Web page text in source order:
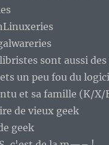
sont aussi
un peu fou du
et sa famille (K/
de vieux geek
geek